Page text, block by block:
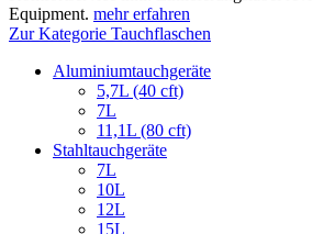
Equipment. mehr erfahren
Zur Kategorie Tauchflaschen
Aluminiumtauchgeräte
5,7L (40 cft)
7L
11,1L (80 cft)
Stahltauchgeräte
7L
10L
12L
15L